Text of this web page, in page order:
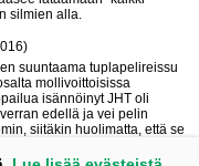
silmien alla.
suuntaama tuplapelireissu
mollivoittoisissa
isännöinyt JHT oli
edellä ja vei pelin
siitäkin huolimatta, että se